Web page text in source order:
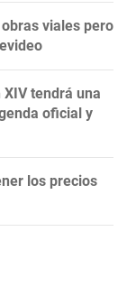
viales pero
tendrá una
oficial y
los precios